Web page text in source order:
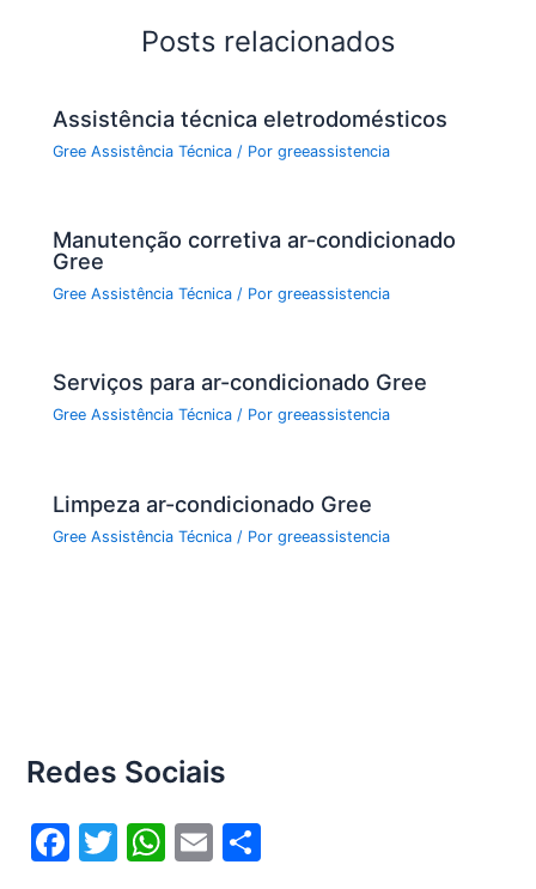
k
p
p
Posts relacionados
Assistência técnica eletrodomésticos
Gree Assistência Técnica / Porgreeassistencia
Manutenção corretiva ar-condicionado
Gree
Gree Assistência Técnica / Porgreeassistencia
Serviços para ar-condicionado Gree
Gree Assistência Técnica / Porgreeassistencia
Limpeza ar-condicionado Gree
Gree Assistência Técnica / Porgreeassistencia
Redes Sociais
F
T
W E